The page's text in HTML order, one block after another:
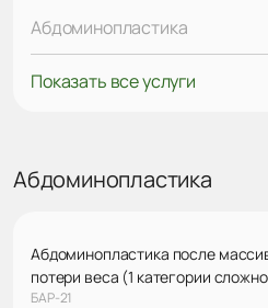
Абдоминопластика
Показать все услуги
Абдоминопластика
Абдоминопластика после
потери веса (1 категории
БАР-21